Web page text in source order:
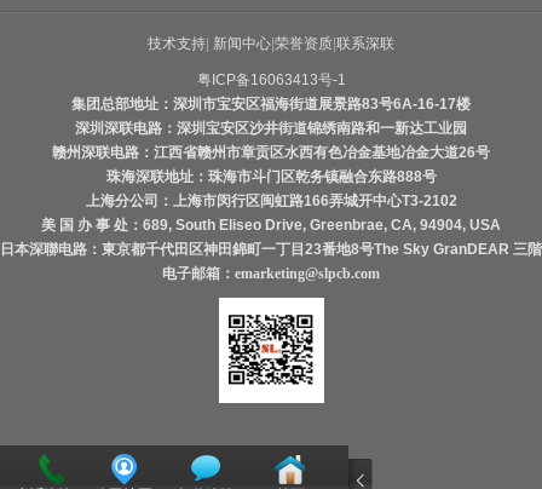
技术支持 新闻中心 荣誉资质 联系深联
粤ICP备16063413号-1
集团总部地址：深圳市宝安区福海街道展景路83号6A-16-17楼
深圳深联电路：深圳宝安区沙井街道锦绣南路和一新达工业园
赣州深联电路：江西省赣州市章贡区水西有色冶金基地冶金大道26号
珠海深联地址：珠海市斗门区乾务镇融合东路888号
上海分公司：上海市闵行区闽虹路166弄城开中心T3-2102
美 国 办 事 处：689, South Eliseo Drive, Greenbrae, CA, 94904, USA
日本深聯电路：東京都千代田区神田錦町一丁目23番地8号The Sky GranDEAR 三階
电子邮箱： emarketing@slpcb.com